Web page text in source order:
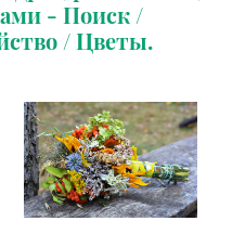
- Поиск /
/ Цветы.